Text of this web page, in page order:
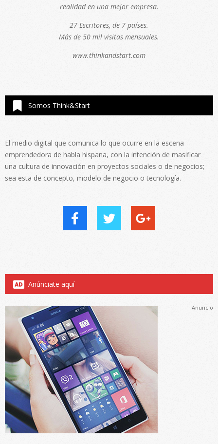
realidad en una mejor empresa.
27 Escritores, de 7 países.
Más de 50 mil visitas mensuales.
www.thinkandstart.com
Somos Think&Start
El medio digital que comunica lo que ocurre en la escena
emprendedora de habla hispana, con la intención de masificar
una cultura de innovación en proyectos sociales o de negocios;
sea esta de concepto, modelo de negocio o tecnología.
Anúnciate aquí
Anuncio